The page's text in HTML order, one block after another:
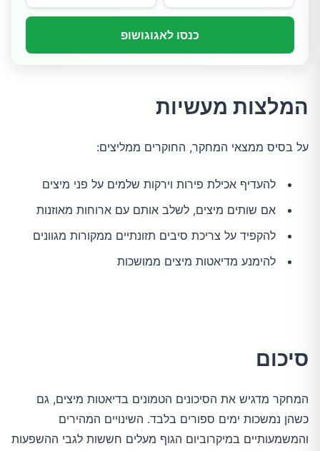
כנסו לאגוגושופ
המלצות מעשיות
על בסיס ממצאי המחקר, החוקרים ממליצים:
להעדיף אכילת פירות וירקות שלמים על פני מיצים
אם שותים מיצים, לשלב אותם עם ארוחות מאוזנות
להקפיד על צריכת סיבים תזונתיים ממקורות מגוונים
להימנע מדיאטות מיצים ממושכות
סיכום
המחקר מדגיש את הסיכונים הטמונים בדיאטות מיצים, גם
כשהן נמשכות ימים ספורים בלבד. השינויים המהירים
והמשמעותיים במיקרוביום הגוף מעלים חששות לגבי ההשפעות